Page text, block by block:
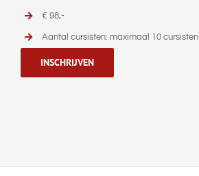
€ 98,-
Aantal cursisten: maximaal 10 cursisten
INSCHRIJVEN